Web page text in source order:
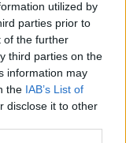
utilized by
parties prior to
of the further
third parties on the
information may
the IAB’s List of
disclose it to other